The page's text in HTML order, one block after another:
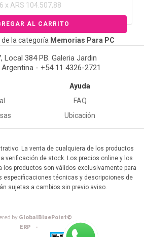
6 x ARS 104.507,88
la categoría Memorias Para PC
Local 384 PB. Galeria Jardin
Argentina - +54 11 4326-2721
Ayuda
FAQ
Ubicación
La venta de cualquiera de los productos
verificación de stock. Los precios online y los
los productos son válidos exclusivamente para
especificaciones técnicas y descripciones de
sujetas a cambios sin previo aviso.
byGlobalBluePoint©
ERP -